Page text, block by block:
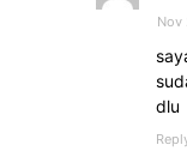
Nov
dlu